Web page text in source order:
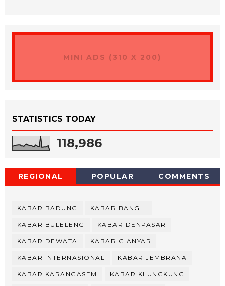
MINI ADS (310 X 200)
STATISTICS TODAY
118,986
REGIONAL POPULAR COMMENTS
KABAR BADUNG KABAR BANGLI
KABAR BULELENG KABAR DENPASAR
KABAR DEWATA KABAR GIANYAR
KABAR INTERNASIONAL KABAR JEMBRANA
KABAR KARANGASEM KABAR KLUNGKUNG